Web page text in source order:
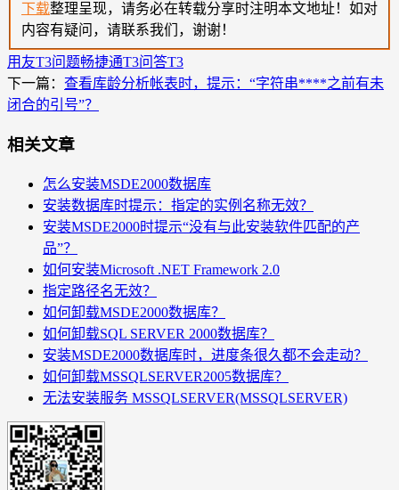
下载整理呈现，请务必在转载分享时注明本文地址！如对
内容有疑问，请联系我们，谢谢！
用友T3问题畅捷通T3问答T3
下一篇： 查看库龄分析帐表时，提示：“字符串****之前有未
闭合的引号”？
相关文章
怎么安装MSDE2000数据库
安装数据库时提示：指定的实例名称无效？
安装MSDE2000时提示“没有与此安装软件匹配的产
品”？
如何安装Microsoft .NET Framework 2.0
指定路径名无效？
如何卸载MSDE2000数据库？
如何卸载SQL SERVER 2000数据库？
安装MSDE2000数据库时，进度条很久都不会走动？
如何卸载MSSQLSERVER2005数据库？
无法安装服务 MSSQLSERVER(MSSQLSERVER)